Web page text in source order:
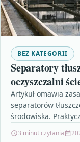
BEZ KATEGORII
Separatory
oczyszczalni
Artykuł omawia
separatorów
środowiska.
3 minut czytania